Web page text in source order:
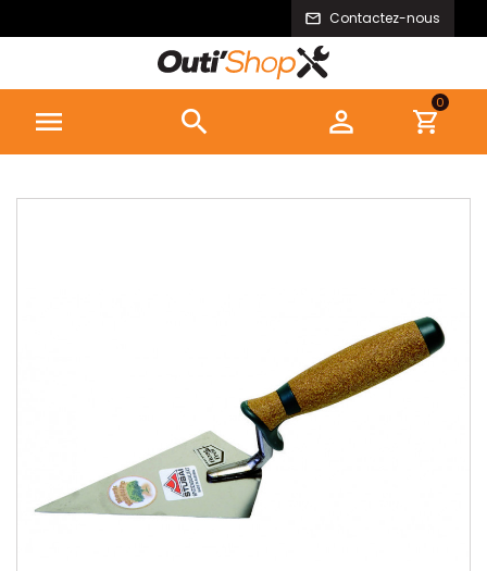
Contactez-nous
  
0